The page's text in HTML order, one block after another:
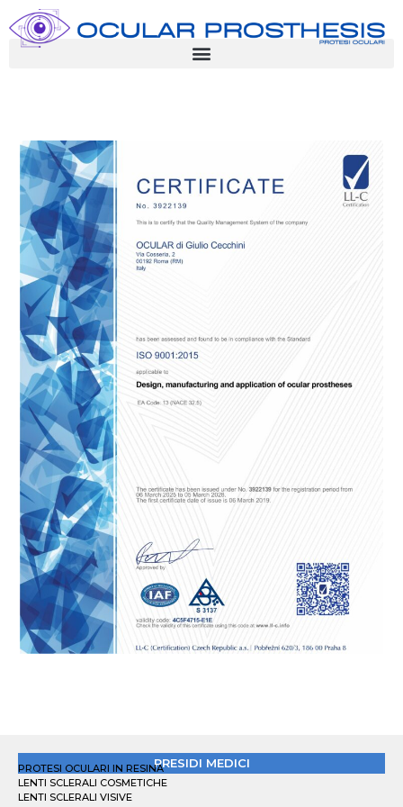
PRESIDI MEDICI
PROTESI OCULARI IN RESINA
LENTI SCLERALI COSMETICHE
LENTI SCLERALI VISIVE